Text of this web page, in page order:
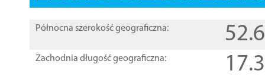
Północna szerokość geograficzna:
Zachodnia długość geograficzna: